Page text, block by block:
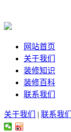
网站首页
关于我们
装修知识
装修百科
联系我们
关于我们 | 联系我们